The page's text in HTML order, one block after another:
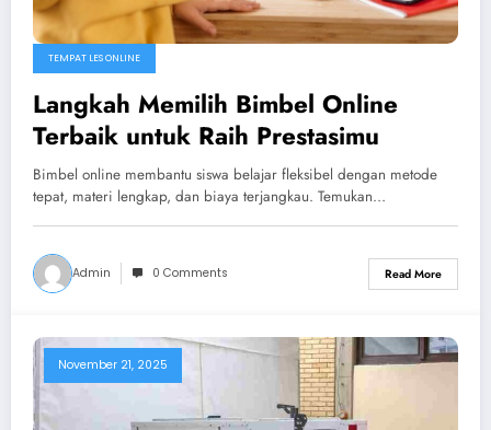
TEMPAT LES ONLINE
Langkah Memilih Bimbel Online
Terbaik untuk Raih Prestasimu
Bimbel online membantu siswa belajar fleksibel dengan metode
tepat, materi lengkap, dan biaya terjangkau. Temukan…
Admin 0 Comments Read More
November 21, 2025